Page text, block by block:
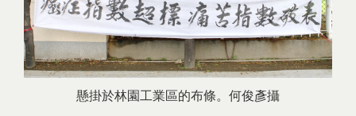
懸掛於林園工業區的布條。何俊彥攝